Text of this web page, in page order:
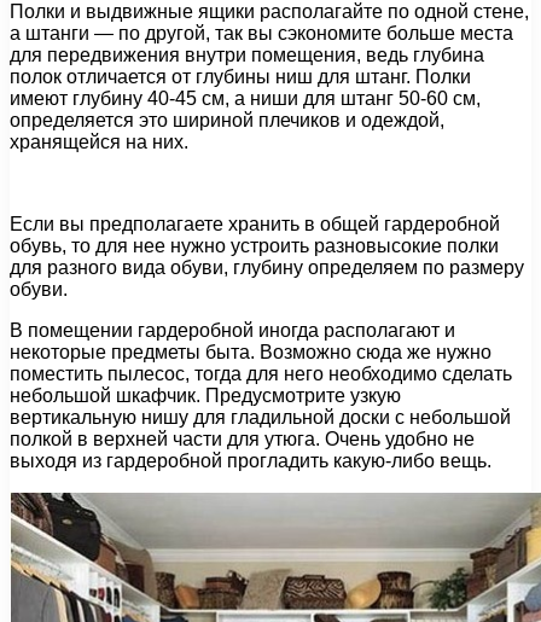
Полки и выдвижные ящики располагайте по одной стене,
а штанги — по другой, так вы сэкономите больше места
для передвижения внутри помещения, ведь глубина
полок отличается от глубины ниш для штанг. Полки
имеют глубину 40-45 см, а ниши для штанг 50-60 см,
определяется это шириной плечиков и одеждой,
хранящейся на них.
Если вы предполагаете хранить в общей гардеробной
обувь, то для нее нужно устроить разновысокие полки
для разного вида обуви, глубину определяем по размеру
обуви.
В помещении гардеробной иногда располагают и
некоторые предметы быта. Возможно сюда же нужно
поместить пылесос, тогда для него необходимо сделать
небольшой шкафчик. Предусмотрите узкую
вертикальную нишу для гладильной доски с небольшой
полкой в верхней части для утюга. Очень удобно не
выходя из гардеробной прогладить какую-либо вещь.